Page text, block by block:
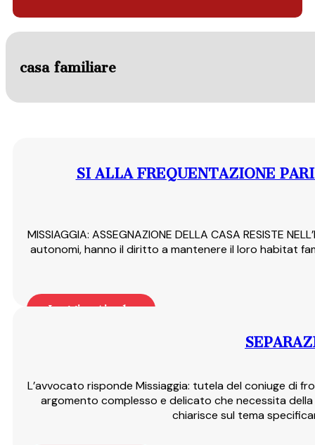
casa familiare
SI ALLA FREQUENTAZIONE
MISSIAGGIA: ASSEGNAZIONE DELLA CASA RESISTE
autonomi, hanno il diritto a mantenere il loro habitat
Leggi articolo
L’avvocato risponde Missiaggia: tutela del coniuge di
argomento complesso e delicato che necessita
chiarisce sul tema